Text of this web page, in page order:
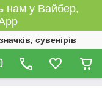
нам у Вайбер,
сувенірів